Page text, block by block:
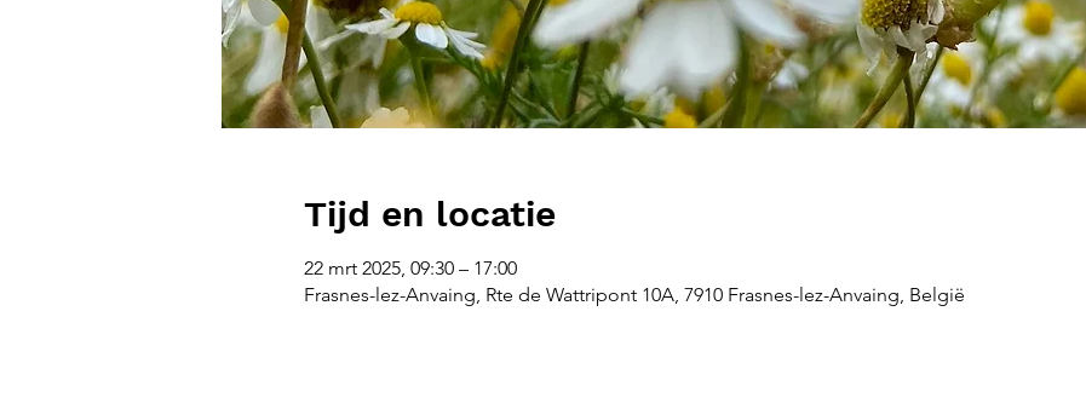
Tijd en locatie
22 mrt 2025, 09:30 – 17:00
Frasnes-lez-Anvaing, Rte de Wattripont 10A, 7910 Frasnes-lez-Anvaing, België